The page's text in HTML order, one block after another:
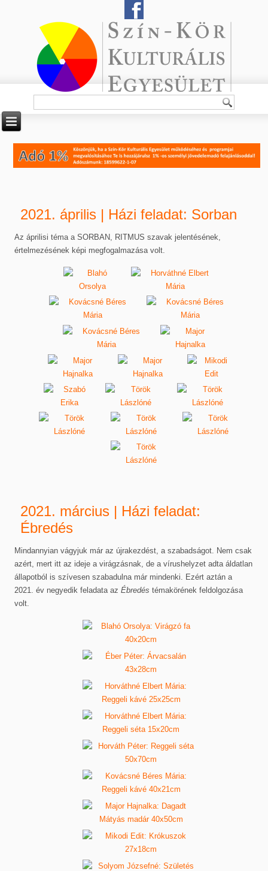
2021. április | Házi feladat: Sorban
Az áprilisi téma a SORBAN, RITMUS szavak jelentésének,
értelmezésének képi megfogalmazása volt.
2021. március | Házi feladat:
Ébredés
Mindannyian vágyjuk már az újrakezdést, a szabadságot. Nem csak
azért, mert itt az ideje a virágzásnak, de a vírushelyzet adta áldatlan
állapotból is szívesen szabadulna már mindenki. Ezért aztán a
2021. év negyedik feladata azÉbredés témakörének feldolgozása
volt.